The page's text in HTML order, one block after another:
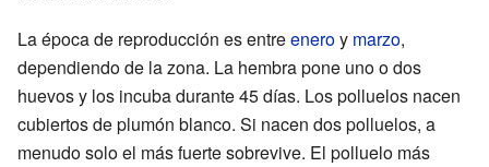
La época de reproducción es entreeneroy marzo,
dependiendo de la zona. La hembra pone uno o dos
huevos y los incuba durante 45 días. Los polluelos nacen
cubiertos de plumón blanco. Si nacen dos polluelos, a
menudo solo el más fuerte sobrevive. El polluelo más